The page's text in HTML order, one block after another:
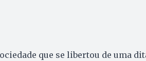
que se libertou de uma